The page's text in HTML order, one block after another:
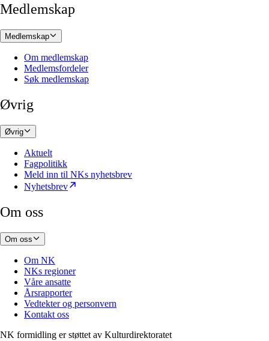
Medlemskap
Medlemskap
Om medlemskap
Medlemsfordeler
Søk medlemskap
Øvrig
Øvrig
Aktuelt
Fagpolitikk
Meld inn til NKs nyhetsbrev
Nyhetsbrev
Om oss
Om oss
Om NK
NKs regioner
Våre ansatte
Årsrapporter
Vedtekter og personvern
Kontakt oss
NK formidling er støttet av Kulturdirektoratet